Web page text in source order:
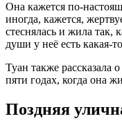
Она кажется
иногда, кажется,
стеснялась и жила так,
души у неё есть
Туан также рассказала
пяти годах, когда она
Поздняя